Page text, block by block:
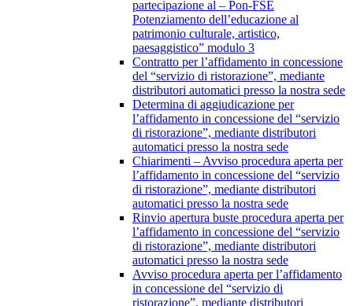
partecipazione al – Pon-FSE
Potenziamento dell’educazione al
patrimonio culturale, artistico,
paesaggistico” modulo 3
Contratto per l’affidamento in concessione
del “servizio di ristorazione”, mediante
distributori automatici presso la nostra sede
Determina di aggiudicazione per
l’affidamento in concessione del “servizio
di ristorazione”, mediante distributori
automatici presso la nostra sede
Chiarimenti – Avviso procedura aperta per
l’affidamento in concessione del “servizio
di ristorazione”, mediante distributori
automatici presso la nostra sede
Rinvio apertura buste procedura aperta per
l’affidamento in concessione del “servizio
di ristorazione”, mediante distributori
automatici presso la nostra sede
Avviso procedura aperta per l’affidamento
in concessione del “servizio di
ristorazione”, mediante distributori